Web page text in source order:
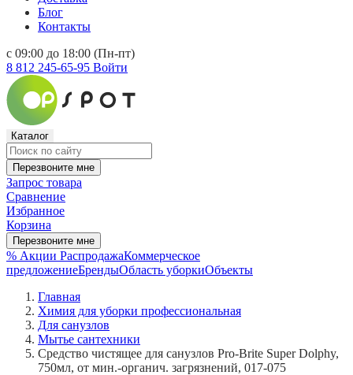
Блог
Контакты
с 09:00 до 18:00 (Пн-пт)
8 812 245-65-95 Войти
Каталог
Перезвоните мне
Запрос товара
Сравнение
Избранное
Корзина
Перезвоните мне
% Акции РаспродажаКоммерческое
предложениеБрендыОбласть уборкиОбъекты
Главная
Химия для уборки профессиональная
Для санузлов
Мытье сантехники
Средство чистящее для санузлов Pro-Brite Super Dolphy,
750мл, от мин.-органич. загрязнений, 017-075